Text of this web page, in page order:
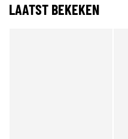
LAATST BEKEKEN